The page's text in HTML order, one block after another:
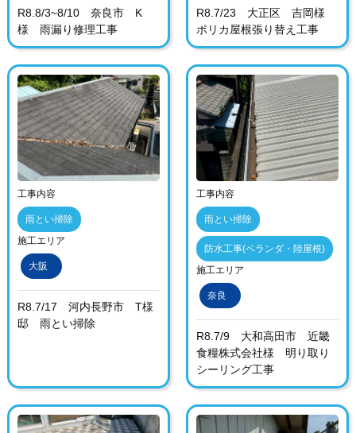
R8.8/3~8/10 奈良市 K
様 雨漏り修理工事
R8.7/23 大正区 吉岡様
ポリカ屋根張り替え工事
工事内容
雨とい掃除
施工エリア
大阪
R8.7/17 河内長野市 T様
邸 雨とい掃除
工事内容
雨とい掃除
防水工事(ベランダ・陸屋根)
施工エリア
奈良
R8.7/9 大和高田市 近畿
食糧株式会社様 明り取り
シーリング工事